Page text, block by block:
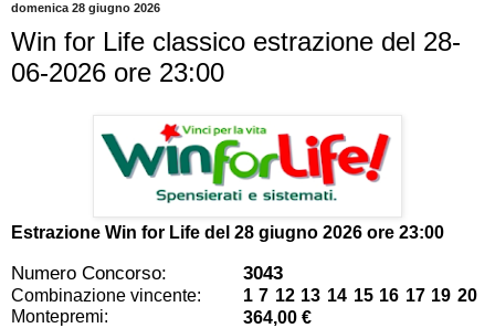
domenica 28 giugno 2026
Win for Life classico estrazione del 28-
06-2026 ore 23:00
Estrazione Win for Life del 28 giugno 2026 ore 23:00
Numero Concorso: 3043
Combinazione vincente:
1 7 12 13 14 15 16 17 19 20
Montepremi:
364,00 €